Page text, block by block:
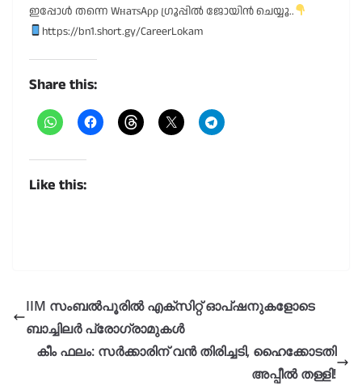
ഇപ്പോൾ തന്നെ WнaтѕAρρ ഗ്രൂപ്പിൽ ജോയിൻ ചെയ്യൂ..
https://bn1.short.gy/CareerLokam
Share this:
Like this:
IIM സംബൽപൂരിൽ എക്സിറ്റ് ഓപ്ഷനുകളോടെ
ബാച്ചിലർ പ്രോഗ്രാമുകൾ
കീം ഫലം: സർക്കാരിന് വൻ തിരിച്ചടി, ഹൈക്കോടതി
അപ്പീൽ തള്ളി!